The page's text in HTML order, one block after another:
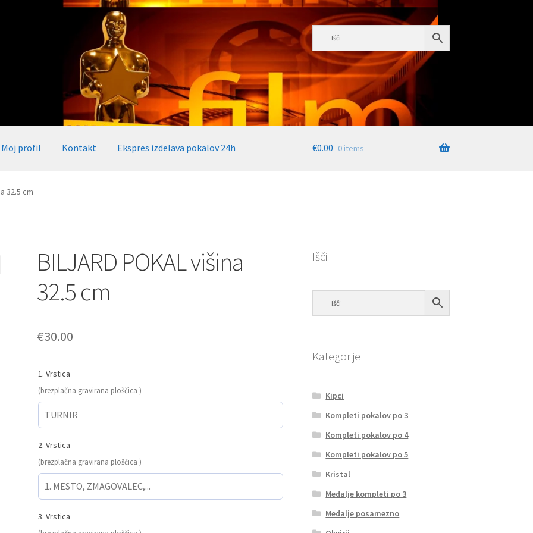
Moj profil Kontakt Ekspres izdelava pokalov 24h
24h
€0.00 0 items
32.5 cm
BILJARD POKAL višina
32.5 cm
€30.00
1. Vrstica
(brezplačna gravirana ploščica )
2. Vrstica
(brezplačna gravirana ploščica )
3. Vrstica
Išči
Kategorije
Kipci
Kompleti pokalov po 3
Kompleti pokalov po 4
Kompleti pokalov po 5
Kristal
Medalje kompleti po 3
Medalje posamezno